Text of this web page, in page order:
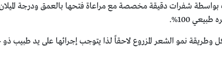
بواسطة شفرات دقيقة مخصصة مع مراعاة فتحها بالعمق ودرجة الميلان
100%.
وطريقة نمو الشعر المزروع لاحقاً لذا يتوجب إجرائها على يد